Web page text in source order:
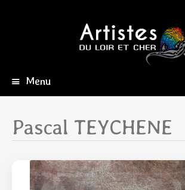
Menu
principal
Pascal TEYCHENE